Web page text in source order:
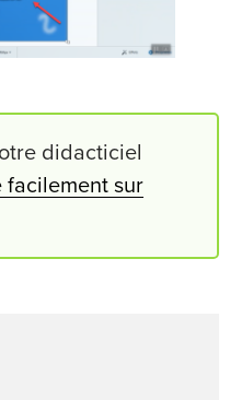
didacticiel
facilement sur